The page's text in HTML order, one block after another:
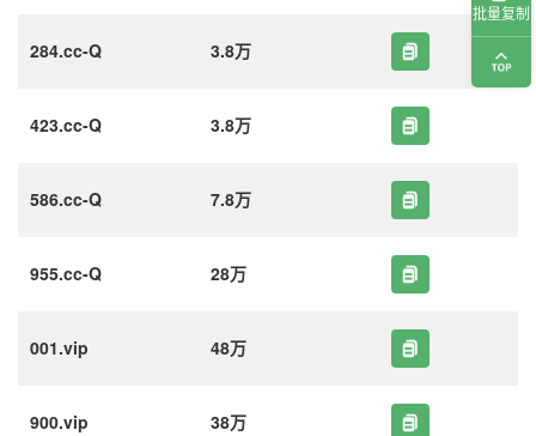
284.cc-Q 3.8万
423.cc-Q 3.8万
586.cc-Q 7.8万
955.cc-Q 28万
001.vip 48万
900.vip 38万
批量复制